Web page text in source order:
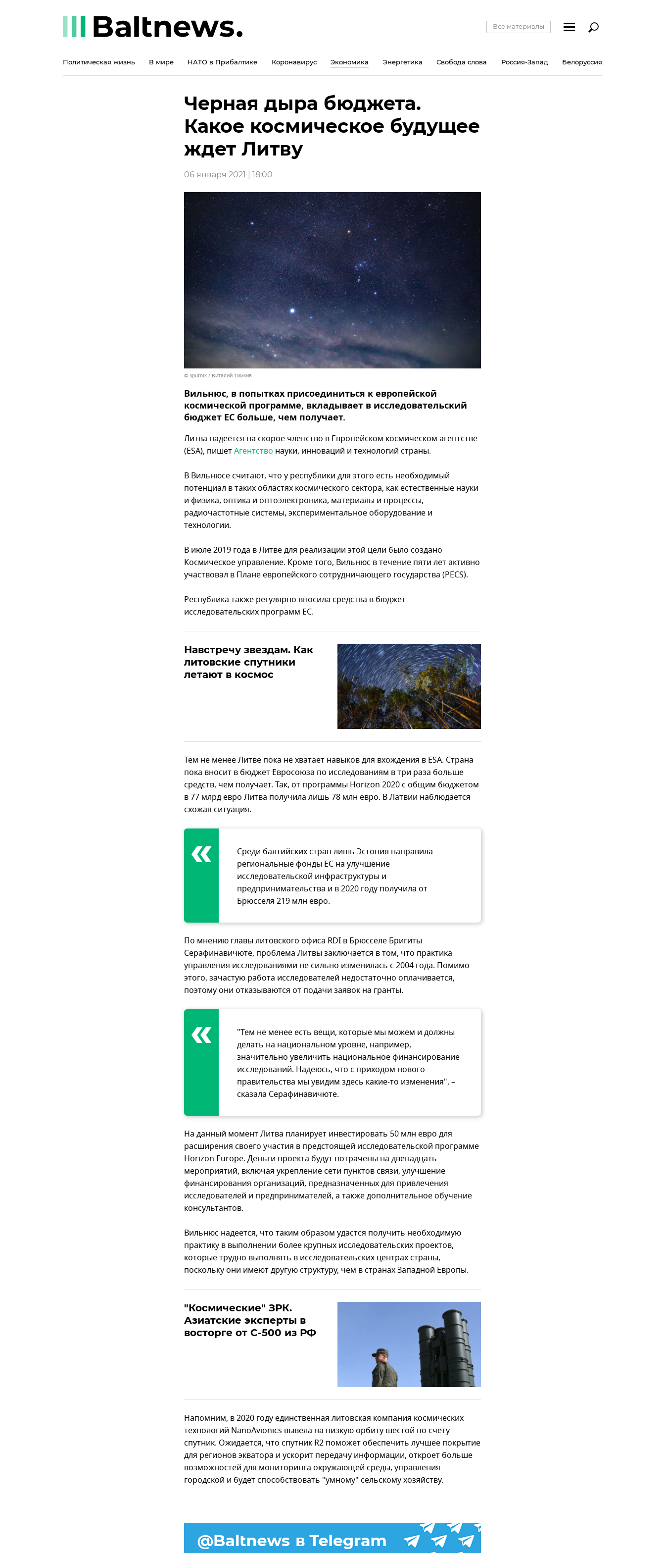
Все материалы
Политическая жизнь В мире НАТО в Прибалтике Коронавирус Экономика Энергетика Свобода слова Россия-Запад Белоруссия
Черная дыра бюджета.
Какое космическое будущее
ждет Литву
06 января 2021 | 18:00
© Sputnik / Виталий Тимкив
Вильнюс, в попытках присоединиться к европейской
космической программе, вкладывает в исследовательский
бюджет ЕС больше, чем получает.
Литва надеется на скорое членство в Европейском космическом агентстве
(ESA), пишетАгентство науки, инноваций и технологий страны.
В Вильнюсе считают, что у республики для этого есть необходимый
потенциал в таких областях космического сектора, как естественные науки
и физика, оптика и оптоэлектроника, материалы и процессы,
радиочастотные системы, экспериментальное оборудование и
технологии.
В июле 2019 года в Литве для реализации этой цели было создано
Космическое управление. Кроме того, Вильнюс в течение пяти лет активно
участвовал в Плане европейского сотрудничающего государства (PECS).
Республика также регулярно вносила средства в бюджет
исследовательских программ ЕС.
Навстречу звездам. Как
литовские спутники
летают в космос
Тем не менее Литве пока не хватает навыков для вхождения в ESA. Страна
пока вносит в бюджет Евросоюза по исследованиям в три раза больше
средств, чем получает. Так, от программы Horizon 2020 с общим бюджетом
в 77 млрд евро Литва получила лишь 78 млн евро. В Латвии наблюдается
схожая ситуация.
Среди балтийских стран лишь Эстония направила
региональные фонды ЕС на улучшение
исследовательской инфраструктуры и
предпринимательства и в 2020 году получила от
Брюсселя 219 млн евро.
По мнению главы литовского офиса RDI в Брюсселе Бригиты
Серафинавичюте, проблема Литвы заключается в том, что практика
управления исследованиями не сильно изменилась с 2004 года. Помимо
этого, зачастую работа исследователей недостаточно оплачивается,
поэтому они отказываются от подачи заявок на гранты.
"Тем не менее есть вещи, которые мы можем и должны
делать на национальном уровне, например,
значительно увеличить национальное финансирование
исследований. Надеюсь, что с приходом нового
правительства мы увидим здесь какие-то изменения", –
сказала Серафинавичюте.
На данный момент Литва планирует инвестировать 50 млн евро для
расширения своего участия в предстоящей исследовательской программе
Horizon Europe. Деньги проекта будут потрачены на двенадцать
мероприятий, включая укрепление сети пунктов связи, улучшение
финансирования организаций, предназначенных для привлечения
исследователей и предпринимателей, а также дополнительное обучение
консультантов.
Вильнюс надеется, что таким образом удастся получить необходимую
практику в выполнении более крупных исследовательских проектов,
которые трудно выполнять в исследовательских центрах страны,
поскольку они имеют другую структуру, чем в странах Западной Европы.
"Космические" ЗРК.
Азиатские эксперты в
восторге от С-500 из РФ
Напомним, в 2020 году единственная литовская компания космических
технологий NanoAvionics вывела на низкую орбиту шестой по счету
спутник. Ожидается, что спутник R2 поможет обеспечить лучшее покрытие
для регионов экватора и ускорит передачу информации, откроет больше
возможностей для мониторинга окружающей среды, управления
городской и будет способствовать "умному" сельскому хозяйству.